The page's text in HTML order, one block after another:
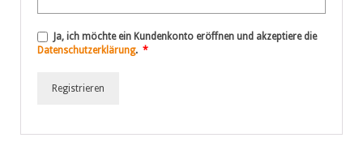
Ja, ich möchte ein Kundenkonto eröffnen und akzeptiere die
Datenschutzerklärung. *Erforderlich
Registrieren